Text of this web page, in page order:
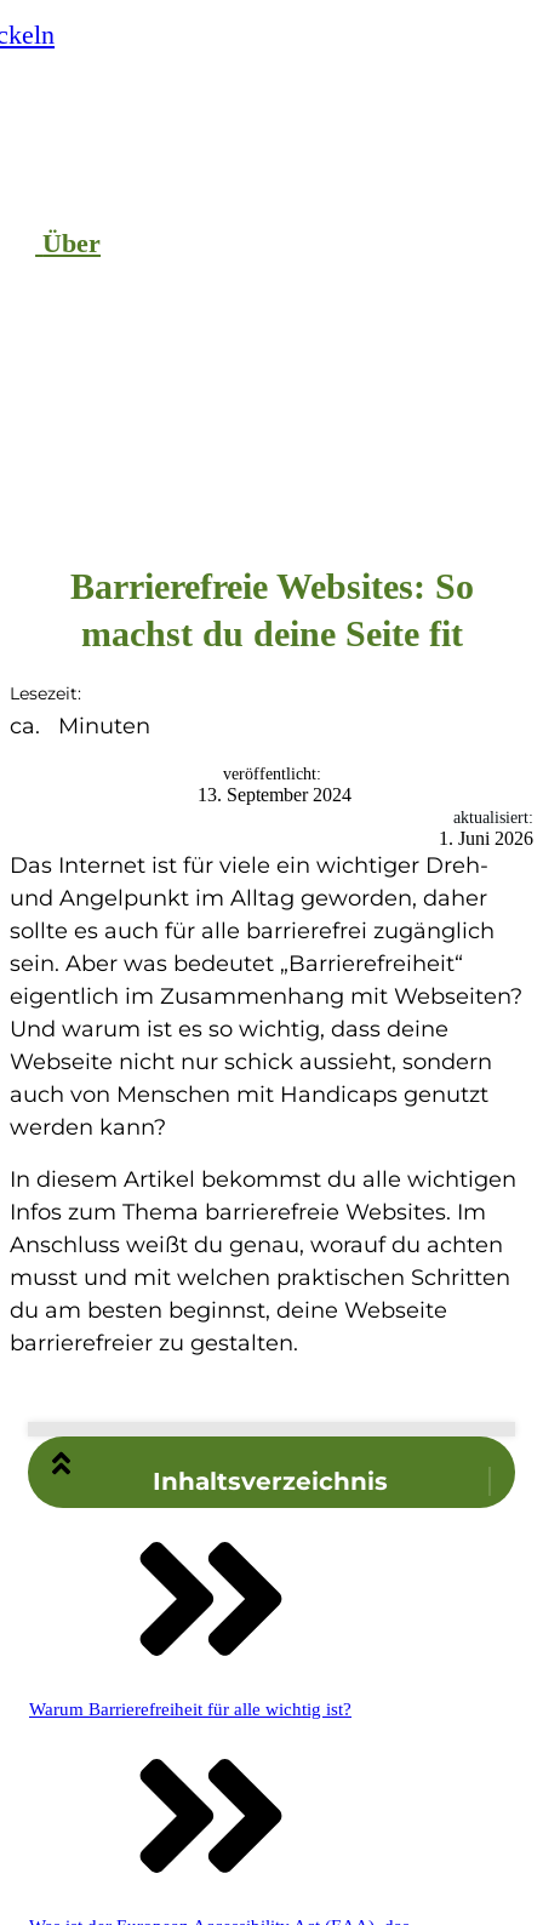
Über
Barrierefreie Websites: So
machst du deine Seite fit
Lesezeit:
ca. Minuten
veröffentlicht:
13. September 2024
aktualisiert:
1. Juni 2026
Das Internet ist für viele ein wichtiger Dreh-
und Angelpunkt im Alltag geworden, daher
sollte es auch für alle barrierefrei zugänglich
sein. Aber was bedeutet „Barrierefreiheit“
eigentlich im Zusammenhang mit Webseiten?
Und warum ist es so wichtig, dass deine
Webseite nicht nur schick aussieht, sondern
auch von Menschen mit Handicaps genutzt
werden kann?
In diesem Artikel bekommst du alle wichtigen
Infos zum Thema barrierefreie Websites. Im
Anschluss weißt du genau, worauf du achten
musst und mit welchen praktischen Schritten
du am besten beginnst, deine Webseite
barrierefreier zu gestalten.
Inhaltsverzeichnis
Warum Barrierefreiheit für alle wichtig ist?